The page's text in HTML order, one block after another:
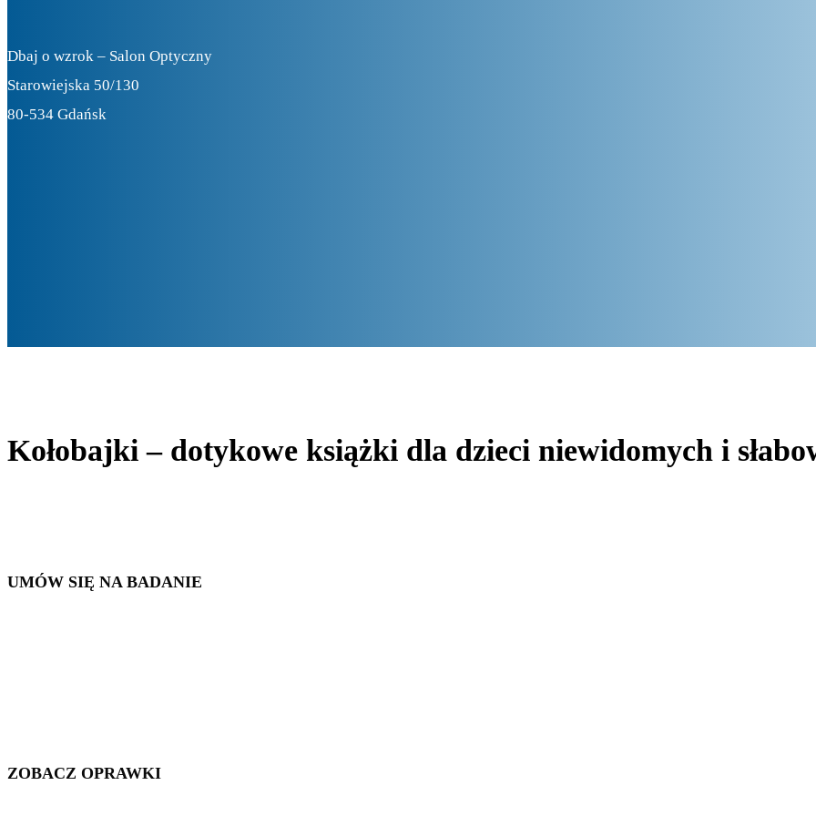
Dbaj o wzrok – Salon Optyczny
Starowiejska 50/130
80-534 Gdańsk
Kołobajki – dotykowe książki dla dzieci niewidomych i
UMÓW SIĘ NA BADANIE
ZOBACZ OPRAWKI